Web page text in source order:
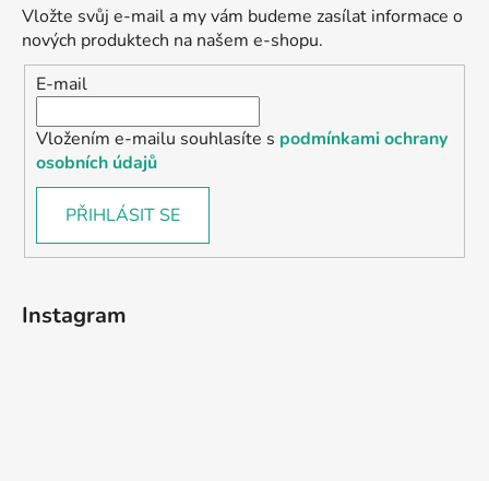
Vložte svůj e-mail a my vám budeme zasílat informace o
nových produktech na našem e-shopu.
E-mail
Vložením e-mailu souhlasíte s podmínkami ochrany
osobních údajů
PŘIHLÁSIT SE
Instagram